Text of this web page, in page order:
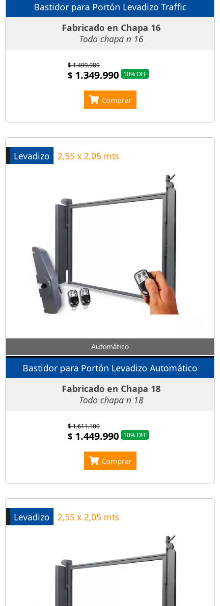
Bastidor para Portón Levadizo Traffic
Fabricado en Chapa 16
Todo chapa n 16
$ 1.349.990
$ 1.499.989
10% OFF
Comprar
Automático
Bastidor para Portón Levadizo Automático
Fabricado en Chapa 18
Todo chapa n 18
Levadizo 2,55 x 2,05 mts
$ 1.449.990
$ 1.611.100
10% OFF
Comprar
Levadizo 2,55 x 2,05 mts